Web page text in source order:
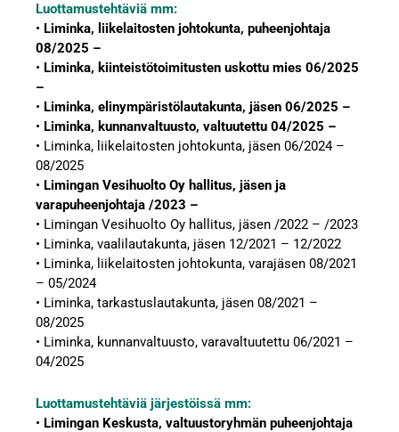
Luottamustehtäviä mm:
• Liminka, liikelaitosten johtokunta, puheenjohtaja
08/2025 –
• Liminka, kiinteistötoimitusten uskottu mies 06/2025
–
• Liminka, elinympäristölautakunta, jäsen 06/2025 –
• Liminka, kunnanvaltuusto, valtuutettu 04/2025 –
• Liminka, liikelaitosten johtokunta, jäsen 06/2024 –
08/2025
• Limingan Vesihuolto Oy hallitus, jäsen ja
varapuheenjohtaja /2023 –
• Limingan Vesihuolto Oy hallitus, jäsen /2022 – /2023
• Liminka, vaalilautakunta, jäsen 12/2021 – 12/2022
• Liminka, liikelaitosten johtokunta, varajäsen 08/2021
– 05/2024
• Liminka, tarkastuslautakunta, jäsen 08/2021 –
08/2025
• Liminka, kunnanvaltuusto, varavaltuutettu 06/2021 –
04/2025
Luottamustehtäviä järjestöissä mm:
• Limingan Keskusta, valtuustoryhmän puheenjohtaja